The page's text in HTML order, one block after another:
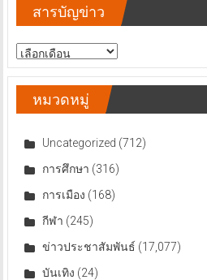
สารบัญข่าว
สารบัญ
ข่าว
หมวดหมู่
Uncategorized (712)
การศึกษา (316)
การเมือง (168)
กีฬา (245)
ข่าวประชาสัมพันธ์ (17,077)
บันเทิง (24)